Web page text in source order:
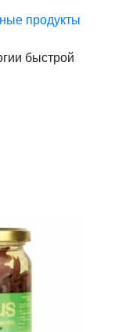
продукты
быстрой